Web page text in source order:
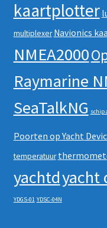
kaartplotter
multiplexer Navionics
NMEA2000
Raymarine
SeaTalkNG schip
Poorten op Yacht
temperatuur
yachtdyacht
YDGS-01 YDSC-04N